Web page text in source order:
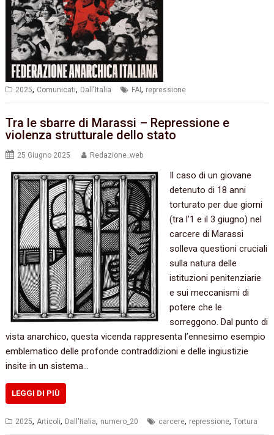
2025, Comunicati, Dall'Italia FAI, repressione
Tra le sbarre di Marassi – Repressione e
violenza strutturale dello stato
25 Giugno 2025 Redazione_web
Il caso di un giovane
detenuto di 18 anni
torturato per due giorni
(tra l’1 e il 3 giugno) nel
carcere di Marassi
solleva questioni cruciali
sulla natura delle
istituzioni penitenziarie
e sui meccanismi di
potere che le
sorreggono. Dal punto di
vista anarchico, questa vicenda rappresenta l’ennesimo esempio
emblematico delle profonde contraddizioni e delle ingiustizie
insite in un sistema…
LEGGI DI PIÙ
2025,Articoli, Dall'Italia, numero_20 carcere, repressione,Tortura